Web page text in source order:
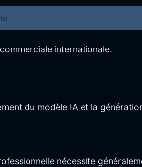
internationale.
du modèle IA et la
nécessite